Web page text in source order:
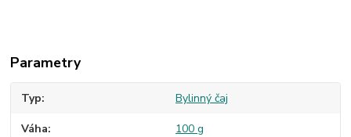
Parametry
Typ Bylinný čaj
Váha 100 g